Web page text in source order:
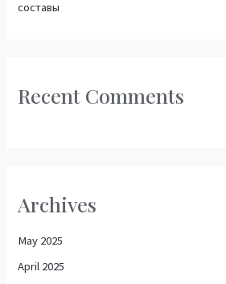
составы
Recent Comments
Archives
May 2025
April 2025